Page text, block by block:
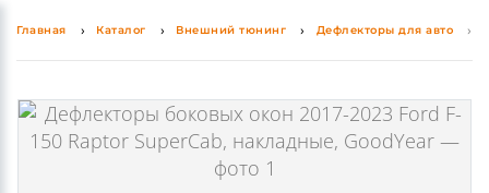
Главная Каталог Внешний тюнинг Дефлекторы для авто